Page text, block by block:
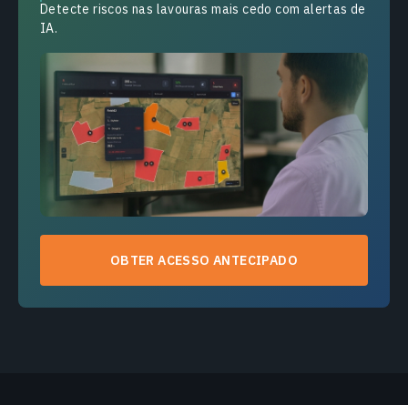
Detecte riscos nas lavouras mais cedo com alertas de
IA.
OBTER ACESSO ANTECIPADO